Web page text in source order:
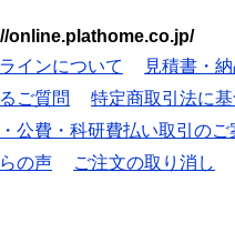
online.plathome.co.jp/
インについて
見積書・
ご質問
特定商取引法に
公費・科研費払い取引のご
の声 ご注文の取り消し